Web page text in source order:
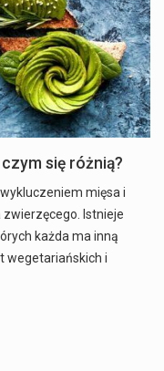
się różnią?
mięsa i
Istnieje
każda ma inną
wegetariańskich i